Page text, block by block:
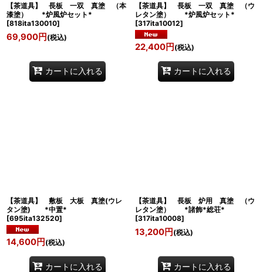
【茶道具】 長板 一双 真塗 （本
漆塗） *炉風炉セット*
[818ita130010]
69,900円 (税込)
カートに入れる
【茶道具】 長板 一双 真塗 （ウ
レタン塗） *炉風炉セット*
[317ita10012]
22,400円 (税込)
カートに入れる
【茶道具】 敷板 大板 真塗(ウレ
タン塗) *中置*
[695ita132520]
14,600円 (税込)
カートに入れる
【茶道具】 長板 炉用 真塗 （ウ
レタン塗） *諸飾*総荘*
[317ita10008]
13,200円 (税込)
カートに入れる